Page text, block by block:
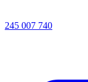
245 007 740